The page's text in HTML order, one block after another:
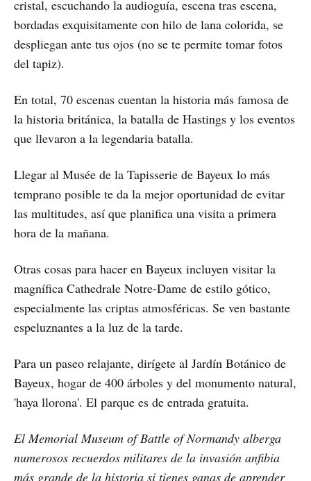
cristal, escuchando la audioguía, escena tras escena,
bordadas exquisitamente con hilo de lana colorida, se
despliegan ante tus ojos (no se te permite tomar fotos
del tapiz).
En total, 70 escenas cuentan la historia más famosa de
la historia británica, la batalla de Hastings y los eventos
que llevaron a la legendaria batalla.
Llegar al Musée de la Tapisserie de Bayeux lo más
temprano posible te da la mejor oportunidad de evitar
las multitudes, así que planifica una visita a primera
hora de la mañana.
Otras cosas para hacer en Bayeux incluyen visitar la
magnífica Cathedrale Notre-Dame de estilo gótico,
especialmente las criptas atmosféricas. Se ven bastante
espeluznantes a la luz de la tarde.
Para un paseo relajante, dirígete al Jardín Botánico de
Bayeux, hogar de 400 árboles y del monumento natural,
'haya llorona'. El parque es de entrada gratuita.
El Memorial Museum of Battle of Normandy alberga
numerosos recuerdos militares de la invasión anfibia
más grande de la historia si tienes ganas de aprender